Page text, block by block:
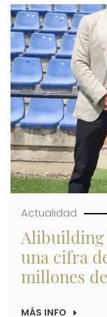
DE
DE
LAS
DE
SAN
JUAN
Y
QUE
SUMAN
227
NUEVAS
Imagen
Actualidad
Alibuilding
una cifra
millones
MÁS INFO SOBRE